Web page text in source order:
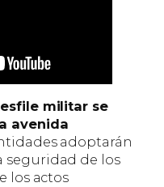
militar se
avenida
adoptarán
seguridad de los
los actos